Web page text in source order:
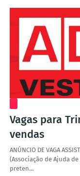
Vagas para
vendas
ANÚNCIO DE VAGA
(Associação de Ajuda
preten…